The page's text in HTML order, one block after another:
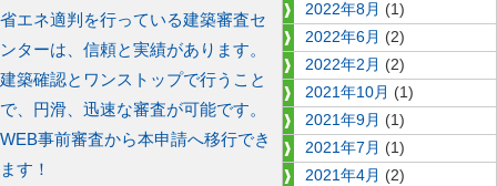
ナ
ビ
ゲ
ー
稿:
省エネ適判を行っている建築審査セ
ンターは、信頼と実績があります。
建築確認とワンストップで行うこと
で、円滑、迅速な審査が可能です。
次
の
WEB事前審査から本申請へ移行でき
ます！
2022年8月 (1)
2022年6月 (2)
2022年2月 (2)
2021年10月 (1)
2021年9月 (1)
2021年7月 (1)
2021年4月 (2)